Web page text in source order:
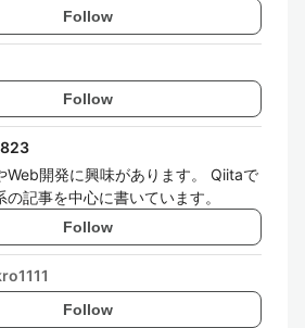
Follow
Follow
Web開発に興味があります。 Qiitaで
の記事を中心に書いています。
Follow
Follow